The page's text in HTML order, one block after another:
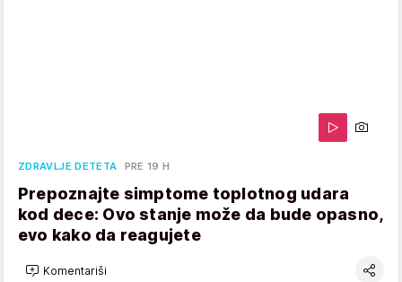
ZDRAVLJE DETETA PRE 19 H
Prepoznajte simptome toplotnog udara
kod dece: Ovo stanje može da bude opasno,
evo kako da reagujete
Komentariši